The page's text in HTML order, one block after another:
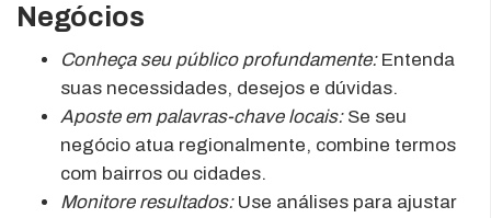
Negócios
Conheça seu público profundamente:Entenda
suas necessidades, desejos e dúvidas.
Aposte em palavras-chave locais:Se seu
negócio atua regionalmente, combine termos
com bairros ou cidades.
Monitore resultados:Use análises para ajustar